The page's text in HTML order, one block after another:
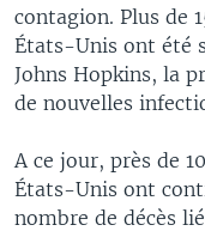
contagion. Plus de
États-Unis ont été
Johns Hopkins, la
de nouvelles
A ce jour, près de
États-Unis ont
nombre de décès